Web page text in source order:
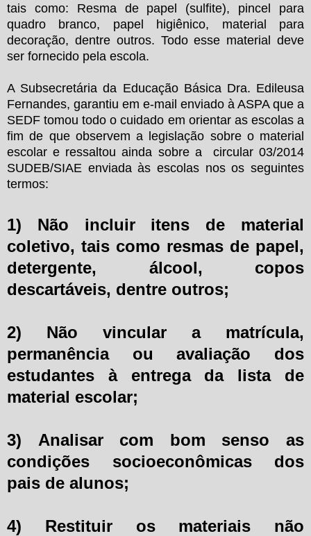
tais como: Resma de papel (sulfite), pincel para
quadro branco, papel higiênico, material para
decoração, dentre outros. Todo esse material deve
ser fornecido pela escola.
A Subsecretária da Educação Básica Dra. Edileusa
Fernandes, garantiu em e-mail enviado à ASPA que a
SEDF tomou todo o cuidado em orientar as escolas a
fim de que observem a legislação sobre o material
escolar e ressaltou ainda sobre a circular 03/2014
SUDEB/SIAE enviada às escolas nos os seguintes
termos:
1) Não incluir itens de material
coletivo, tais como resmas de papel,
detergente, álcool, copos
descartáveis, dentre outros;
2) Não vincular a matrícula,
permanência ou avaliação dos
estudantes à entrega da lista de
material escolar;
3) Analisar com bom senso as
condições socioeconômicas dos
pais de alunos;
4) Restituir os materiais não